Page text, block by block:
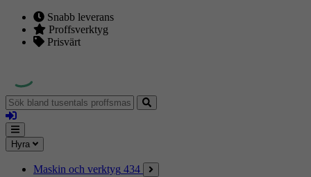
Snabb leverans
Proffsverktyg
Prisvärt
Sök
bland
tusentals
proffsmaskiner
Logga
in
Mina
sidor
Meny
Hyra
Maskin och verktyg 434